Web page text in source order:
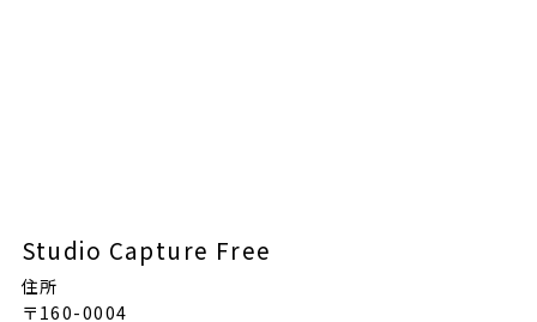
Studio Capture Free
住所
〒160-0004